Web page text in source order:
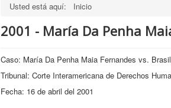
Usted está aquí: Inicio
2001 - María Da Penha
Caso: María Da Penha Maia Fernandes vs. Brasil
Tribunal: Corte Interamericana de Derechos
Fecha: 16 de abril del 2001